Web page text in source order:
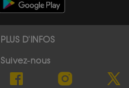
PLUS D'INFOS
Suivez-nous